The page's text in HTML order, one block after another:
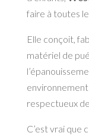
faire à toutes
Elle conçoit,
matériel de
respectueux
C’est vrai que